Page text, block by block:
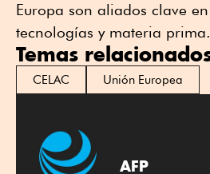
Europa son aliados clave
tecnologías y materia prima.
Temas
CELAC Unión Europea
AFP